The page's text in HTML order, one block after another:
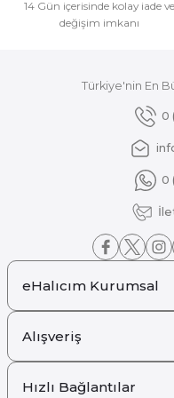
14 Gün içerisinde kolay iade ve
değişim imkanı
Türkiye'nin En
0
0
eHalıcım Kurumsal
Alışveriş
Hızlı Bağlantılar